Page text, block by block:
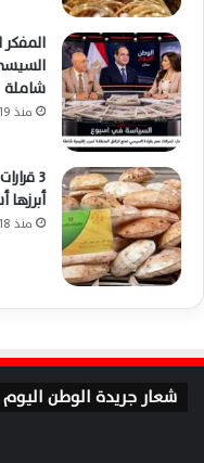
شاملة
منذ 19 ساعة
3
أبرزها
منذ 18 ساعة
شعار جريدة الوطن اليوم